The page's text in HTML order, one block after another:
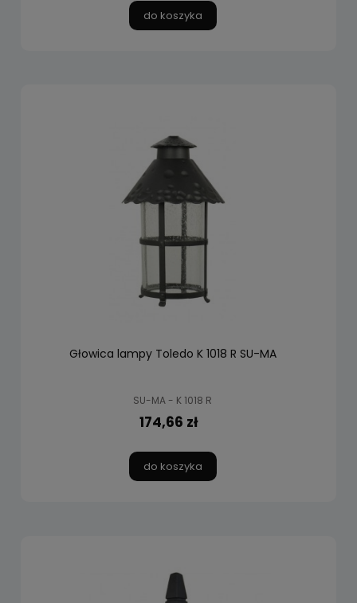
do koszyka
Głowica lampy Toledo K 1018 R SU-MA
SU-MA - K 1018 R
174,66 zł
do koszyka